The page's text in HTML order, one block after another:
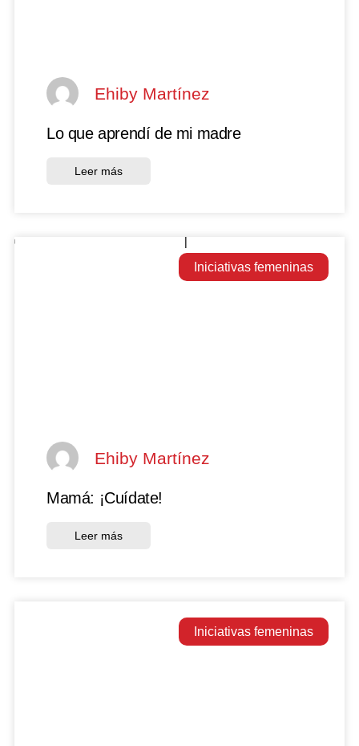
Ehiby Martínez
Lo que aprendí de mi madre
Leer más
Iniciativas femeninas
Ehiby Martínez
Mamá: ¡Cuídate!
Leer más
Iniciativas femeninas